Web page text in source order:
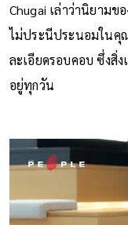
Chugai เล่าว่านิยามข
ไม่ประนีประนอมในคุ
ละเอียดรอบคอบ ซึ่งสิ่
อยู่ทุกวัน